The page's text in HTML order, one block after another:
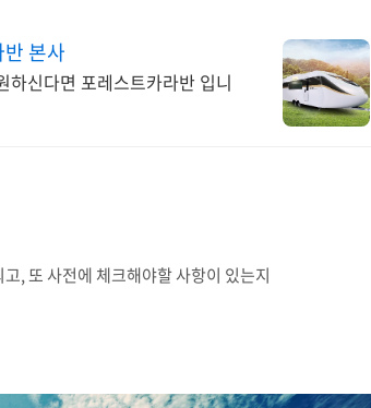
본사
신다면 포레스트카라반 입니
, 또 사전에 체크해야할 사항이 있는지